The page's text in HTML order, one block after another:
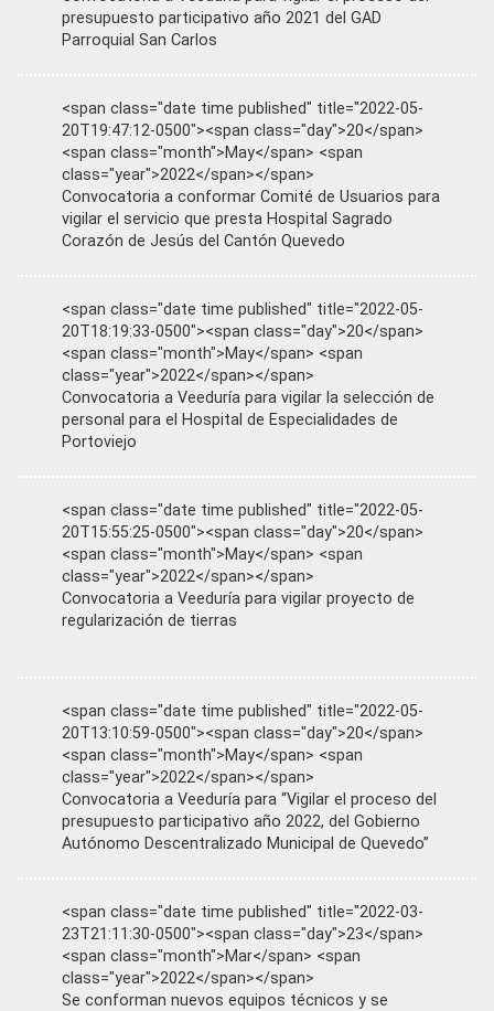
presupuesto participativo año 2021 del GAD
Parroquial San Carlos
<span class="date time published" title="2022-05-
20T19:47:12-0500"><span class="day">20</span>
<span class="month">May</span> <span
class="year">2022</span></span>
Convocatoria a conformar Comité de Usuarios para
vigilar el servicio que presta Hospital Sagrado
Corazón de Jesús del Cantón Quevedo
<span class="date time published" title="2022-05-
20T18:19:33-0500"><span class="day">20</span>
<span class="month">May</span> <span
class="year">2022</span></span>
Convocatoria a Veeduría para vigilar la selección de
personal para el Hospital de Especialidades de
Portoviejo
<span class="date time published" title="2022-05-
20T15:55:25-0500"><span class="day">20</span>
<span class="month">May</span> <span
class="year">2022</span></span>
Convocatoria a Veeduría para vigilar proyecto de
regularización de tierras
<span class="date time published" title="2022-05-
20T13:10:59-0500"><span class="day">20</span>
<span class="month">May</span> <span
class="year">2022</span></span>
Convocatoria a Veeduría para “Vigilar el proceso del
presupuesto participativo año 2022, del Gobierno
Autónomo Descentralizado Municipal de Quevedo”
<span class="date time published" title="2022-03-
23T21:11:30-0500"><span class="day">23</span>
<span class="month">Mar</span> <span
class="year">2022</span></span>
Se conforman nuevos equipos técnicos y se